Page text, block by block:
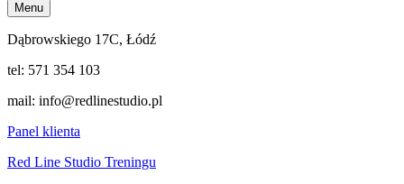
Menu
Dąbrowskiego 17C, Łódź
tel: 571 354 103
mail: info@redlinestudio.pl
Panel klienta
Red Line Studio Treningu